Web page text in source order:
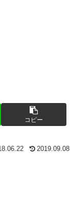
コピー
2019.09.08